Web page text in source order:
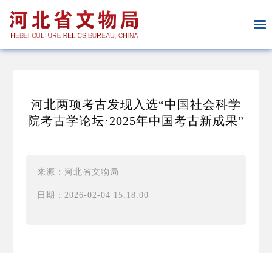
河北两项考古发现入选“中国社会科学
院考古学论坛·2025年中国考古新成果”
来源：河北省文物局
日期：2026-02-04 15:18:00